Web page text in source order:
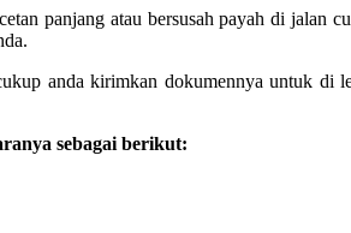
panjang atau bersusah payah di jalan
anda kirimkan dokumennya untuk
sebagai berikut: